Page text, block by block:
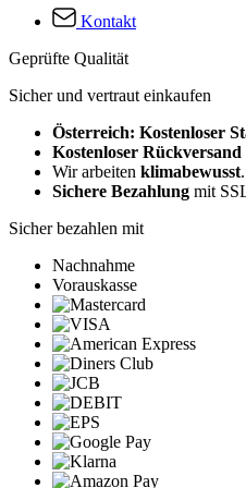
Kontakt
Geprüfte Qualität
Sicher und vertraut einkaufen
Österreich: Kostenloser
Kostenloser Rückversand
Wir arbeiten klimabewusst.
Sichere Bezahlung mit
Sicher bezahlen mit
Nachnahme
Vorauskasse